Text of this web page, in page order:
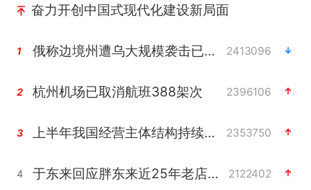
奋力开创中国式现代化建设新局面
1 俄称边境州遭乌大规模袭击已致13伤 2413096
2 杭州机场已取消航班388架次 2396106
3 上半年我国经营主体结构持续优化 2353750
4 于东来回应胖东来近25年老店年底关闭 2122402